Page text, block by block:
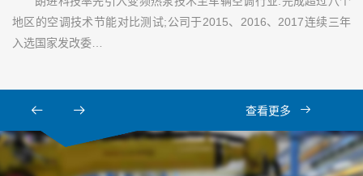
地区的空调技术节能对比测试;公司于2015、2016、2017连续三年
入选国家发改委…
查看更多